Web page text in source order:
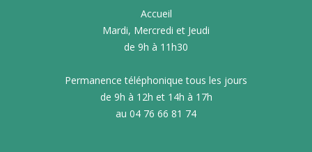
Accueil
Mardi, Mercredi et Jeudi
de 9h à 11h30
Permanence téléphonique tous les jours
de 9h à 12h et 14h à 17h
au 04 76 66 81 74